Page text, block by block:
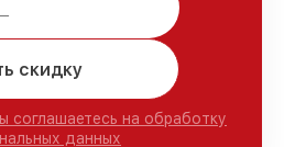
скидку
соглашаетесь на обработку
данных